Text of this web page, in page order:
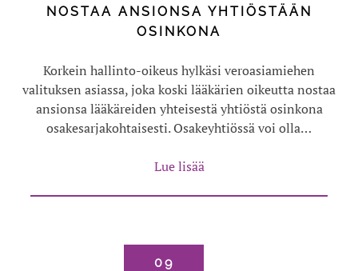
NOSTAA ANSIONSA YHTIÖSTÄÄN
OSINKONA
Korkein hallinto-oikeus hylkäsi veroasiamiehen
valituksen asiassa, joka koski lääkärien oikeutta nostaa
ansionsa lääkäreiden yhteisestä yhtiöstä osinkona
osakesarjakohtaisesti. Osakeyhtiössä voi olla…
Lue lisää
09